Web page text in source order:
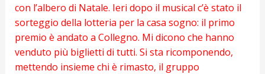
con l’albero di Natale. Ieri dopo il musical c’è stato il
sorteggio della lotteria per la casa sogno: il primo
premio è andato a Collegno. Mi dicono che hanno
venduto più biglietti di tutti. Si sta ricomponendo,
mettendo insieme chi è rimasto, il gruppo